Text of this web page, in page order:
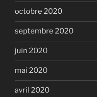
octobre 2020
septembre 2020
juin 2020
mai 2020
avril 2020